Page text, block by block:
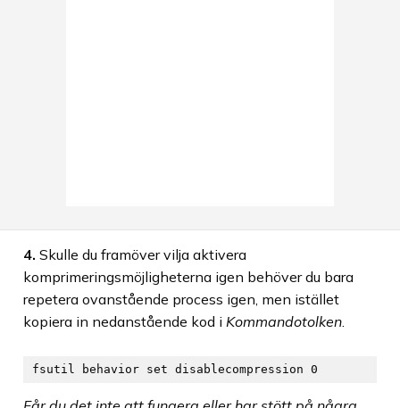
4. Skulle du framöver vilja aktivera
komprimeringsmöjligheterna igen behöver du bara
repetera ovanstående process igen, men istället
kopiera in nedanstående kod i Kommandotolken
fsutil behavior set disablecompression 0